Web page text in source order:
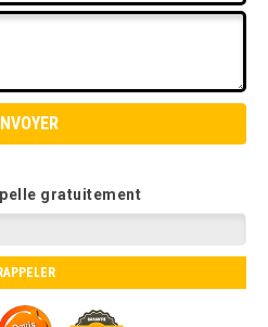
gratuitement